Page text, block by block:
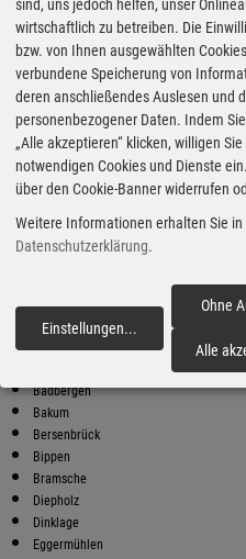
Bester
BFT Freie Tankstelle
49635 Badbergen
Super E10
Preiswerter tanken - finden Sie
Preise in Ihrer Stadt
Alfhausen
Badbergen
Bakum
Bersenbrück
Bippen
Bramsche
Diepholz
Dinklage
Eggermühlen
sind, uns jedoch helfen, unser
wirtschaftlich zu betreiben. Die
bzw. von Ihnen ausgewählten
verbundene Speicherung von
deren anschließendes Auslesen und
personenbezogener Daten. Indem
„Alle akzeptieren“ klicken, willigen
notwendigen Cookies und Dienste
über den Cookie-Banner widerrufen
Weitere Informationen erhalten Sie in
Datenschutzerklärung.
Einstellungen...
Ohne
Alle